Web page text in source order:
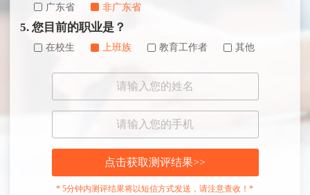
广东省 非广东省
5. 您目前的职业是？
在校生 上班族 教育工作者 其他
点击获取测评结果>>
* 5分钟内测评结果将以短信方式发送，请注意查收！*